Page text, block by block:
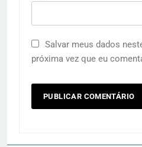
Salvar meus dados
próxima vez que eu